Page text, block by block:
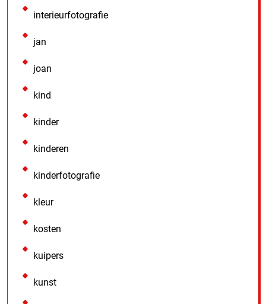
interieurfotografie
jan
joan
kind
kinder
kinderen
kinderfotografie
kleur
kosten
kuipers
kunst